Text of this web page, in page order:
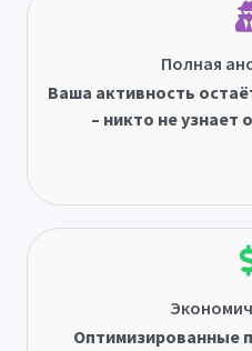
Полная
Ваша активность
– никто не узнает
Оптимизированные